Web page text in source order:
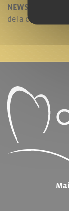
NEWSLETTER !
de la commune.